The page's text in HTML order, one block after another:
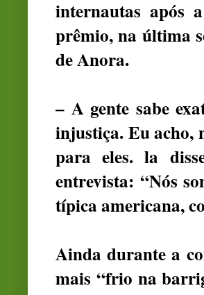
internautas após
prêmio, na última
de Anora.
– A gente sabe
injustiça. Eu acho,
para eles. la
entrevista: “Nós
típica americana,
Ainda durante a
mais “frio na